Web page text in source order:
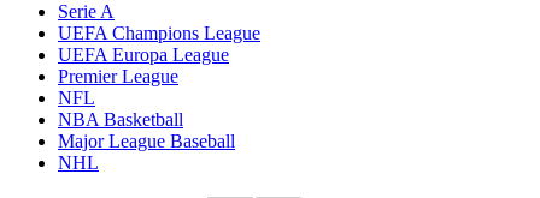
Serie A
UEFA Champions League
UEFA Europa League
Premier League
NFL
NBA Basketball
Major League Baseball
NHL